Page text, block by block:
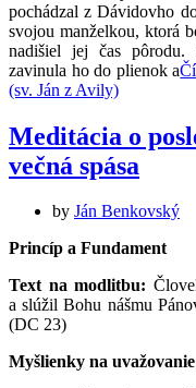
pochádzal z Dávidovho
svojou manželkou, ktorá
nadišiel jej čas pôrodu.
zavinula ho do plienok a
(sv. Ján z Avily)
Meditácia o
večná spása
by Ján Benkovský
Princíp a Fundament
Text na modlitbu:
a slúžil Bohu nášmu
(DC 23)
Myšlienky na